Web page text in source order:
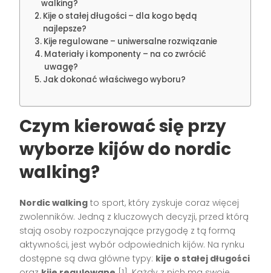
walking?
Kije o stałej długości – dla kogo będą
najlepsze?
Kije regulowane – uniwersalne rozwiązanie
Materiały i komponenty – na co zwrócić
uwagę?
Jak dokonać właściwego wyboru?
Czym kierować się przy
wyborze kijów do nordic
walking?
Nordic walking to sport, który zyskuje coraz więcej
zwolenników. Jedną z kluczowych decyzji, przed którą
stają osoby rozpoczynające przygodę z tą formą
aktywności, jest wybór odpowiednich kijów. Na rynku
dostępne są dwa główne typy: kije o stałej długości